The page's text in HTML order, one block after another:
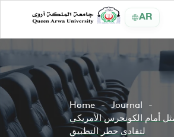
AR
Home
Journal
أمام الكونجرس الأمريكي
لتفادي حظر التطبيق